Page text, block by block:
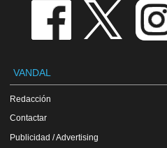
VANDAL
Redacción
Contactar
Publicidad / Advertising